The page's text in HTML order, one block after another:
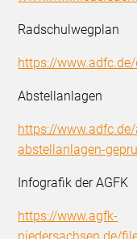
Radschulwegplan
https://
Abstellanlagen
https://
abstellanlagen-
Infografik der AGFK
https://www.agfk-